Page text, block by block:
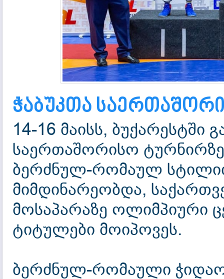
ჭაბუკთა
14-16 მაისს, ბუქარესტში
საერთაშორისო
ბერძნულ-რომაულ
მიმდინარეობდა,
მოსაპარაზე ოლიმპიური
ტიტულები მოიპოვეს.
ბერძნულ-რომაული